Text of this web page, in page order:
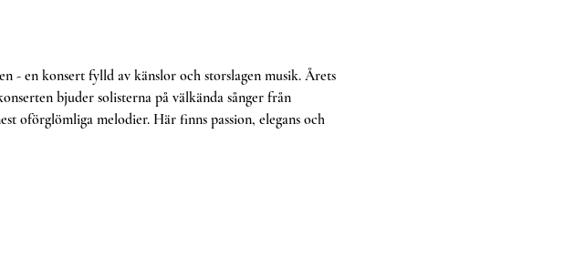
- en konsert fylld av känslor och storslagen musik. Årets
bjuder solisterna på välkända sånger från
oförglömliga melodier. Här finns passion, elegans och